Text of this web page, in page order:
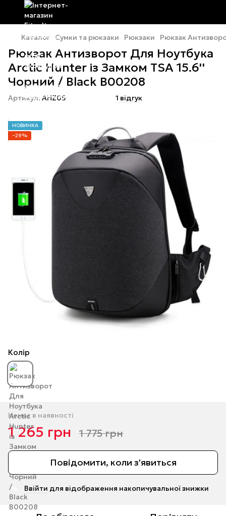
Каталог Сумки та рюкзаки Рюкзаки Рюкзак
Рюкзак Антизворот Для Ноутбука
Arctic Hunter із Замком TSA 15.6''
Чорний / Black B00208
Артикул: AHZ05 1 відгук
НОВИНКА
−29%
Колір
Немає в наявності
1 265 грн 1 775 грн
Повідомити, коли з'явиться
% Ввійти для відображення накопичувальної знижки